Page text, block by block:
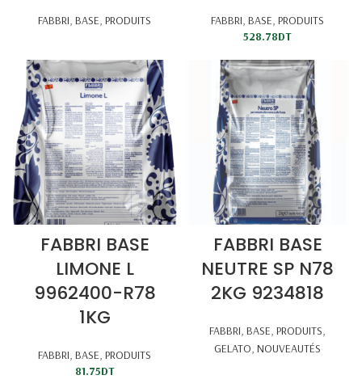
FABBRI, BASE, PRODUITS FABBRI, BASE, PRODUITS
528.78DT
FABBRI BASE
LIMONE L
9962400-R78
1KG
FABBRI, BASE, PRODUITS
81.75DT
FABBRI BASE
NEUTRE SP N78
2KG 9234818
FABBRI, BASE, PRODUITS,
GELATO, NOUVEAUTÉS